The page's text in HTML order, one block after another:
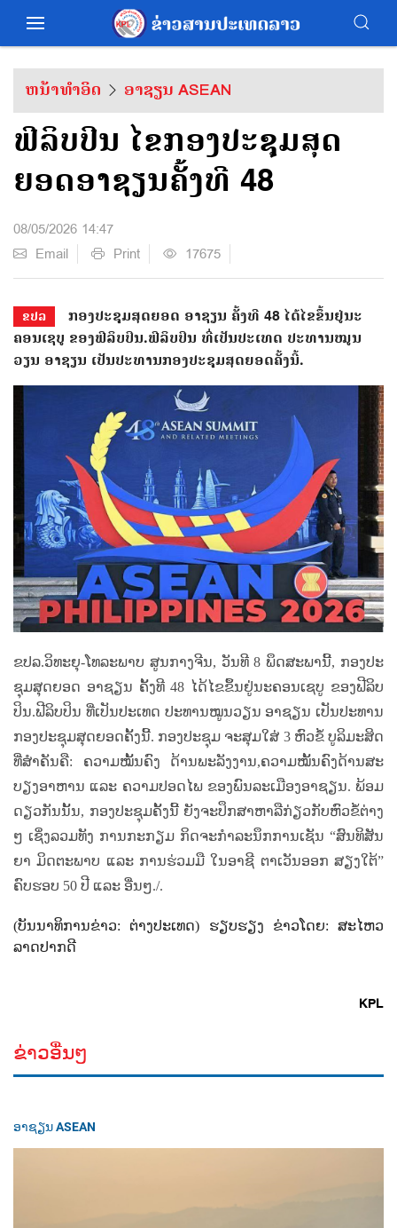
ຫນ້າທຳອິດ ອາຊຽນ ASEAN
ຟີລິບປິນ ໄຂກອງປະຊຸມສຸດ
ຍອດອາຊຽນຄັ້ງທີ 48
08/05/2026 14:47
Email
Print 17675
ຂປລ
ກອງ​ປະ​ຊຸມ​ສຸດຍອດ​ ອາ​ຊຽນ ​ຄັ້ງ​ທີ 48 ໄດ້​ໄຂ​ຂຶ້ນ​ຢູ່​ນະ​
ຄອນ​ເຊ​ບູ​ ຂອງ​ຟີ​ລິບ​ປິນ.ຟີ​ລິບ​ປິນ ​ທີ່​ເປັນ​ປະ​ເທດ ​ປະ​ທານ​ໝູນ​
ວຽນ ​ອາ​ຊຽນ​ ເປັນ​ປະ​ທານກອງ​ປະ​ຊຸມ​ສຸດຍອດ​ຄັ້ງ​ນີ້.
ຂປລ.ວິທະຍຸ-ໂທລະພາບ ສູນກາງຈີນ, ວັນ​ທີ8 ພຶດ​ສະ​ພາ​ນີ້, ກອງ​ປະ​
ຊຸມ​ສຸດຍອດ​ ອາ​ຊຽນ ​ຄັ້ງ​ທີ48 ໄດ້​ໄຂ​ຂຶ້ນ​ຢູ່​ນະ​ຄອນ​ເຊ​ບູ​ ຂອງ​ຟີ​ລິບ​
ປິນ.ຟີ​ລິບ​ປິນ ​ທີ່​ເປັນ​ປະ​ເທດ ​ປະ​ທານ​ໝູນ​ວຽນ ​ອາ​ຊຽນ​ ເປັນ​ປະ​ທານ
ກອງ​ປະ​ຊຸມ​ສຸດຍອດ​ຄັ້ງ​ນີ້. ກອງ​ປະ​ຊຸມ​ ຈະ​ສຸມ​ໃສ່ 3ຫົວ​ຂໍ້​ ບູ​ລິ​ມະ​ສິດ
​ທີ່​ສຳ​ຄັນ​ຄື: ​ຄວາມໝັ້ນ​ຄົງ ​ດ້ານ​ພະ​ລັງ​ງານ,ຄວາມ​ໝັ້ນ​ຄົງ​ດ້ານ​ສະ​
ບຽງ​ອາ​ຫານ ​ແລະ ​ຄວາມ​ປອດ​ໄພ​ ຂອງ​ພົນ​ລະ​ເມືອງ​ອາ​ຊຽນ. ພ້ອມ​
ດຽວ​ກັນ​ນັ້ນ, ກອງ​ປະ​ຊຸມ​ຄັ້ງ​ນີ້ ​ຍັງ​ຈະ​​ປຶກ​ສາ​ຫາ​ລື​ກ່ຽວ​ກັບ​ຫົວ​ຂໍ້​ຕ່າງ
ໆ ​ເຊິ່ງ​ລວມ​ທັງ​ ການ​ກະ​ກຽມ ​ກິດ​ຈະ​ກຳ​ລະ​ນຶກການ​ເຊັນ “ສົນ​ທິສັນ​
ຍາ ​ມິດ​ຕະ​ພາບ ແລະ​ ການ​ຮ່ວມ​ມື​ ໃນ​ອາ​ຊີ​ ຕາ​ເວັນ​ອອກ ​ສຽງ​ໃຕ້”
ຄົບ​ຮອບ 50 ປີ ​ແລະ ​ອື່ນໆ./.
(ບັນນາທິການຂ່າວ: ຕ່າງປະເທດ) ຮຽບຮຽງ ຂ່າວໂດຍ:
ສະໄຫວ
ລາດປາກດີ
KPL
ຂ່າວອື່ນໆ
ອາຊຽນ ASEAN